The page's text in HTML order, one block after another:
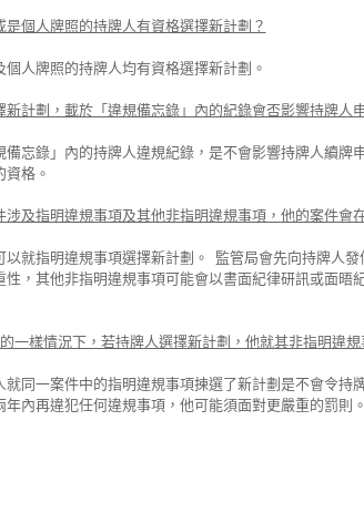
是個人牌照的持牌人有資格選擇新計劃？
個人牌照的持牌人均有資格選擇新計劃。
新計劃，載於「違規備忘錄」內的紀錄會否影響持牌人
備忘錄」內的持牌人違規紀錄，是不會影響持牌人續
資格。
涉及指明違規事項及其他非指明違規事項，他的案件會
以就指明違規事項選擇新計劃。 監管局會先向持牌人
性，其他非指明違規事項可能會以書面紀律研訊或面
一樣情況下，若持牌人選擇新計劃，他就其非指明違
就同一案件中的指明違規事項揀選了新計劃是不會令
年內再違犯任何違規事項，他可能須面對更嚴重的罰則。